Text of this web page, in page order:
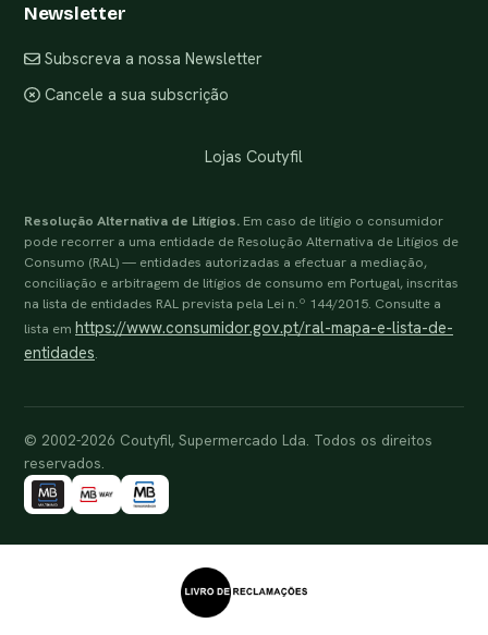
Newsletter
Subscreva a nossa Newsletter
Cancele a sua subscrição
Lojas Coutyfil
Resolução Alternativa de Litígios. Em caso de litígio o consumidor
pode recorrer a uma entidade de Resolução Alternativa de Litígios de
Consumo (RAL) — entidades autorizadas a efectuar a mediação,
conciliação e arbitragem de litígios de consumo em Portugal, inscritas
na lista de entidades RAL prevista pela Lei n.º 144/2015. Consulte a
lista em https://www.consumidor.gov.pt/ral-mapa-e-lista-de-
entidades.
© 2002-2026 Coutyfil, Supermercado Lda. Todos os direitos
reservados.